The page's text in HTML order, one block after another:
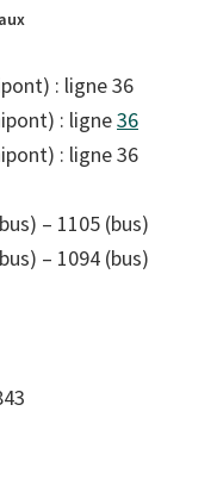
: ligne 36
: ligne36
: ligne 36
– 1105 (bus)
– 1094 (bus)